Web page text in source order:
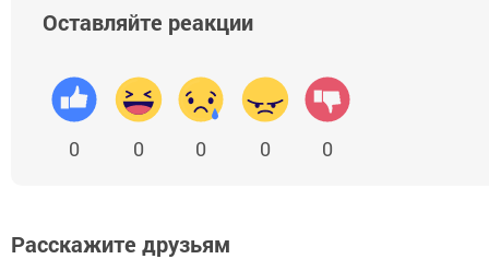
Оставляйте реакции
0 0 0 0 0
Расскажите друзьям